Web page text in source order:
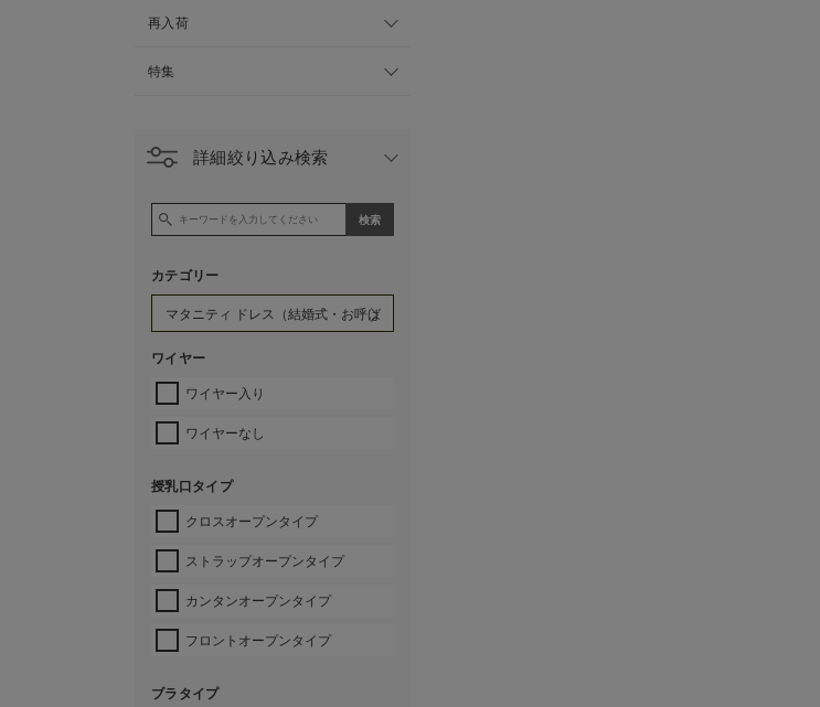
再入荷
特集
詳細絞り込み検索
カテゴリー
ワイヤー
ワイヤー入り
ワイヤーなし
授乳口タイプ
クロスオープンタイプ
ストラップオープンタイプ
カンタンオープンタイプ
フロントオープンタイプ
ブラタイプ